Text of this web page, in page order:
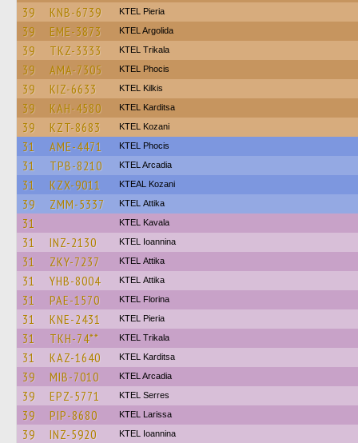
39
KNB-6739 KTEL Pieria
39 EME-3873 KTEL Argolida
39 TKZ-3333 ΚΤΕL Τrikala
39 AMA-7305 ΚΤΕL Phocis
39 KIZ-6633 KTEL Kilkis
39 KAH-4580 ΚΤΕL Karditsa
39 KZT-8683 ΚΤΕL Kozani
31 AME-4471 ΚΤΕL Phocis
31 TPB-8210 KTEL Arcadia
31 KZX-9011 KTEAL Kozani
39 ZMM-5337 KΤΕL Αttika
31 KTEL Kavala
31 INZ-2130 KTEL Ioannina
31 ZKY-7237 KΤΕL Αttika
31 YHB-8004 KΤΕL Αttika
31 PAE-1570 KTEL Florina
31 KNE-2431 KTEL Pieria
31 TKH-74** ΚΤΕL Τrikala
31 KAZ-1640 ΚΤΕL Karditsa
39 MIB-7010 KTEL Arcadia
39 EPZ-5771 KTEL Serres
39 PIP-8680 KTEL Larissa
39 INZ-5920 KTEL Ioannina